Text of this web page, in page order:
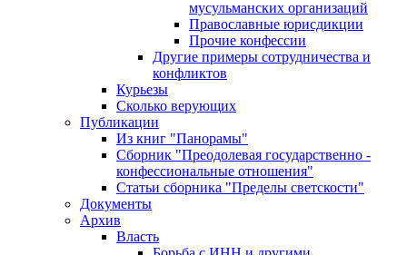
мусульманских организаций
Православные юрисдикции
Прочие конфессии
Другие примеры сотрудничества и
конфликтов
Курьезы
Сколько верующих
Публикации
Из книг "Панорамы"
Сборник "Преодолевая государственно -
конфессиональные отношения"
Статьи сборника "Пределы светскости"
Документы
Архив
Власть